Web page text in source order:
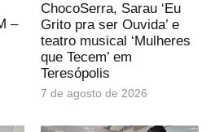
–
ChocoSerra, Sarau ‘Eu
Grito pra ser Ouvida’ e
teatro musical ‘Mulheres
que Tecem’ em
Teresópolis
7 de agosto de 2026